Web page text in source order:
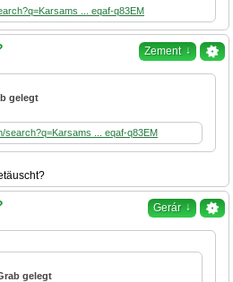
... eqaf-q83EM
Zement ↓
gelegt
search?q=Karsams ... eqaf-q83EM
Gerár ↓
gelegt